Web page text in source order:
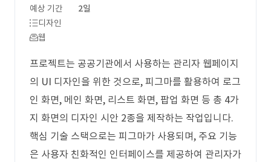
예상 기간
2일
디자인
웹
프로젝트는 공공기관에서 사용하는 관리자 웹페이지
의 UI 디자인을 위한 것으로, 피그마를 활용하여 로그
인 화면, 메인 화면, 리스트 화면, 팝업 화면 등 총 4가
지 화면의 디자인 시안 2종을 제작하는 작업입니다.
핵심 기술 스택으로는 피그마가 사용되며, 주요 기능
은 사용자 친화적인 인터페이스를 제공하여 관리자가